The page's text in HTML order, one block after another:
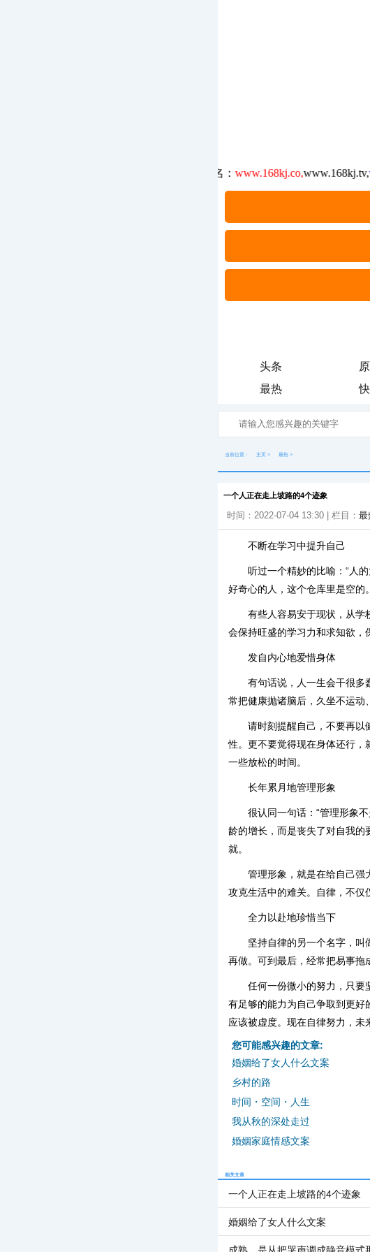
头条
最热
当前位置： 主页 > 最热 >
一个人正在走上坡路的4个迹象
时间：2022-07-04 13:30 | 栏目： 最
不断在学习中提升自己
听过一个精妙的比喻：“人
好奇心的人，这个仓库里是空的
有些人容易安于现状，从学
会保持旺盛的学习力和求知欲，
发自内心地爱惜身体
有句话说，人一生会干很多
常把健康抛诸脑后，久坐不运
请时刻提醒自己，不要再以
性。更不要觉得现在身体还行
一些放松的时间。
长年累月地管理形象
很认同一句话：“管理形象
龄的增长，而是丧失了对自我
就。
管理形象，就是在给自己强
攻克生活中的难关。自律，不仅
全力以赴地珍惜当下
坚持自律的另一个名字，叫
再做。可到最后，经常把易事拖
任何一份微小的努力，只要
有足够的能力为自己争取到更好
应该被虚度。现在自律努力，未
您可能感兴趣的文章:
婚姻给了女人什么文案
乡村的路
时间・空间・人生
我从秋的深处走过
婚姻家庭情感文案
相关文章
一个人正在走上坡路的4个迹象
婚姻给了女人什么文案